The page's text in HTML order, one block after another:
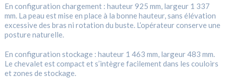
En configuration chargement : hauteur 925 mm, largeur 1 337
mm. La peau est mise en place à la bonne hauteur, sans élévation
excessive des bras ni rotation du buste. L’opérateur conserve une
posture naturelle.
En configuration stockage : hauteur 1 463 mm, largeur 483 mm.
Le chevalet est compact et s’intègre facilement dans les couloirs
et zones de stockage.